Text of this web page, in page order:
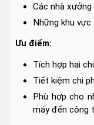
Các nhà
Những khu
Ưu điểm:
Tích hợp hai
Tiết kiệm chi
Phù hợp cho
máy đến công